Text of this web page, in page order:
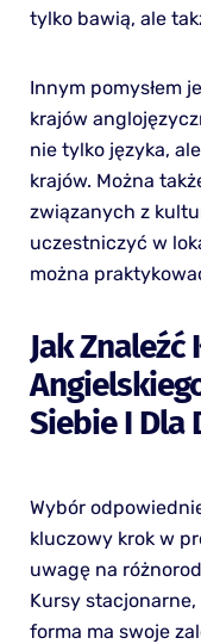
tylko bawią, ale
Innym pomysłem
krajów
nie tylko języka,
krajów. Można
związanych z
uczestniczyć w
można
Jak Znaleźć
Siebie I Dla
Wybór
kluczowy krok w
uwagę na
Kursy
forma ma swoje